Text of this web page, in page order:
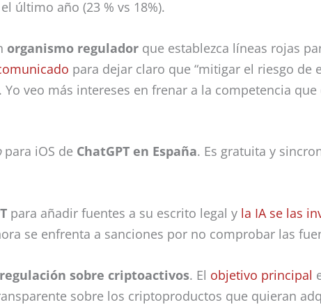
último año (23 % vs 18%).
organismo regulador que establezca líneas rojas
para dejar claro que “mitigar el riesgo de
veo más intereses en frenar a la competencia
para iOS de ChatGPT en España. Es gratuita y
para añadir fuentes a su escrito legal y la IA se las
se enfrenta a sanciones por no comprobar las
regulación sobre criptoactivos. El objetivo principal
sobre los criptoproductos que quieran